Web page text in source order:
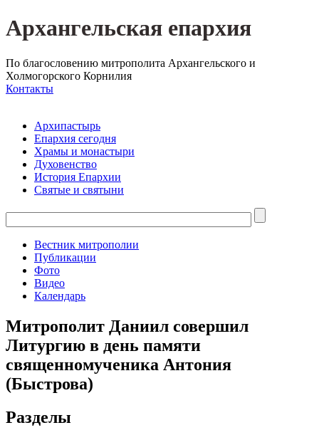
Архангельская епархия
По благословению митрополита Архангельского и
Холмогорского Корнилия
Контакты
Архипастырь
Епархия сегодня
Храмы и монастыри
Духовенство
История Епархии
Святые и святыни
Вестник митрополии
Публикации
Фото
Видео
Календарь
Митрополит Даниил совершил
Литургию в день памяти
священномученика Антония
(Быстрова)
Разделы